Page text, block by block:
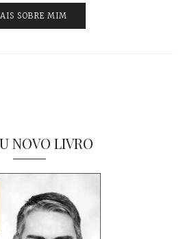
SOBRE MIM
NOVO LIVRO